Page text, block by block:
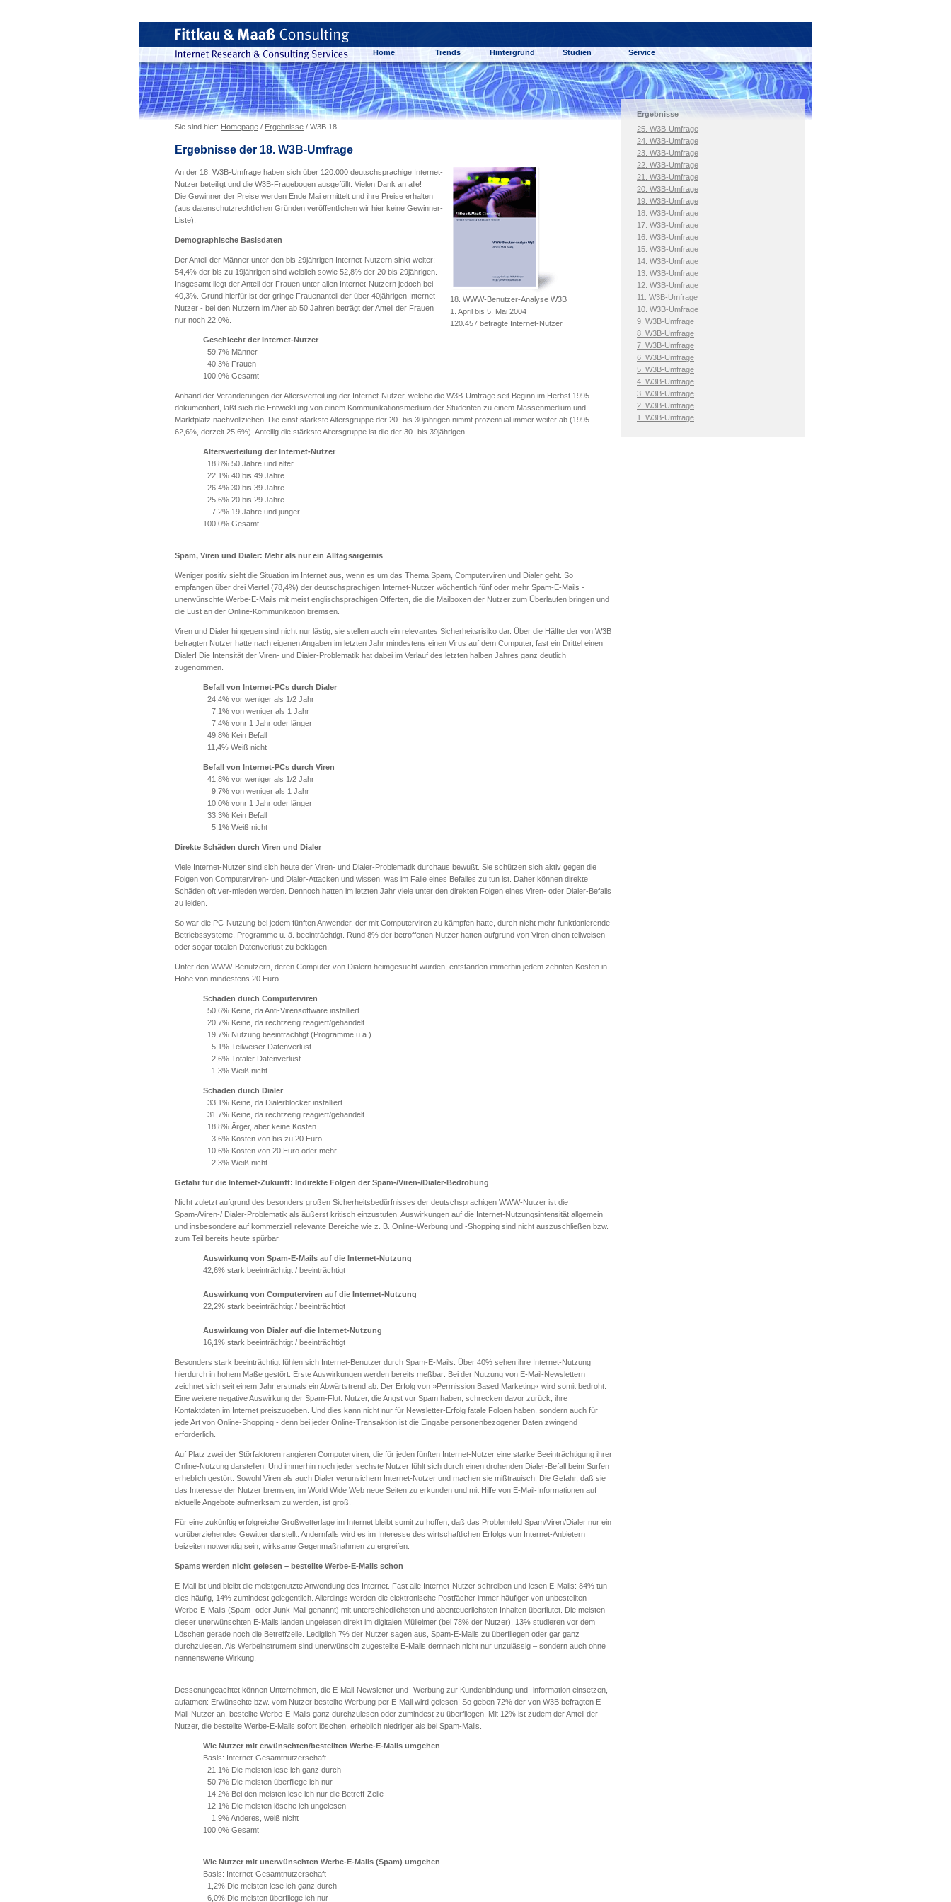
Home Trends Hintergrund Studien Service
Sie sind hier: Homepage / Ergebnisse / W3B 18.
Ergebnisse
25. W3B-Umfrage
24. W3B-Umfrage
23. W3B-Umfrage
22. W3B-Umfrage
21. W3B-Umfrage
20. W3B-Umfrage
19. W3B-Umfrage
18. W3B-Umfrage
17. W3B-Umfrage
16. W3B-Umfrage
15. W3B-Umfrage
14. W3B-Umfrage
13. W3B-Umfrage
12. W3B-Umfrage
11. W3B-Umfrage
10. W3B-Umfrage
9. W3B-Umfrage
8. W3B-Umfrage
7. W3B-Umfrage
6. W3B-Umfrage
5. W3B-Umfrage
4. W3B-Umfrage
3. W3B-Umfrage
2. W3B-Umfrage
1. W3B-Umfrage
Ergebnisse der 18. W3B-Umfrage
18. WWW-Benutzer-Analyse W3B
1. April bis 5. Mai 2004
120.457 befragte Internet-Nutzer
An der 18. W3B-Umfrage haben sich über 120.000 deutschsprachige Internet-
Nutzer beteiligt und die W3B-Fragebogen ausgefüllt. Vielen Dank an alle!
Die Gewinner der Preise werden Ende Mai ermittelt und ihre Preise erhalten
(aus datenschutzrechtlichen Gründen veröffentlichen wir hier keine Gewinner-
Liste).
Demographische Basisdaten
Der Anteil der Männer unter den bis 29jährigen Internet-Nutzern sinkt weiter:
54,4% der bis zu 19jährigen sind weiblich sowie 52,8% der 20 bis 29jährigen.
Insgesamt liegt der Anteil der Frauen unter allen Internet-Nutzern jedoch bei
40,3%. Grund hierfür ist der gringe Frauenanteil der über 40jährigen Internet-
Nutzer - bei den Nutzern im Alter ab 50 Jahren beträgt der Anteil der Frauen
nur noch 22,0%.
Geschlecht der Internet-Nutzer
59,7% Männer
40,3% Frauen
100,0% Gesamt
Anhand der Veränderungen der Altersverteilung der Internet-Nutzer, welche die W3B-Umfrage seit Beginn im Herbst 1995
dokumentiert, läßt sich die Entwicklung von einem Kommunikationsmedium der Studenten zu einem Massenmedium und
Marktplatz nachvollziehen. Die einst stärkste Altersgruppe der 20- bis 30jährigen nimmt prozentual immer weiter ab (1995
62,6%, derzeit 25,6%). Anteilig die stärkste Altersgruppe ist die der 30- bis 39jährigen.
Altersverteilung der Internet-Nutzer
18,8% 50 Jahre und älter
22,1% 40 bis 49 Jahre
26,4% 30 bis 39 Jahre
25,6% 20 bis 29 Jahre
7,2% 19 Jahre und jünger
100,0% Gesamt
Spam, Viren und Dialer: Mehr als nur ein Alltagsärgernis
Weniger positiv sieht die Situation im Internet aus, wenn es um das Thema Spam, Computerviren und Dialer geht. So
empfangen über drei Viertel (78,4%) der deutschsprachigen Internet-Nutzer wöchentlich fünf oder mehr Spam-E-Mails -
unerwünschte Werbe-E-Mails mit meist englischsprachigen Offerten, die die Mailboxen der Nutzer zum Überlaufen bringen und
die Lust an der Online-Kommunikation bremsen.
Viren und Dialer hingegen sind nicht nur lästig, sie stellen auch ein relevantes Sicherheitsrisiko dar. Über die Hälfte der von W3B
befragten Nutzer hatte nach eigenen Angaben im letzten Jahr mindestens einen Virus auf dem Computer, fast ein Drittel einen
Dialer! Die Intensität der Viren- und Dialer-Problematik hat dabei im Verlauf des letzten halben Jahres ganz deutlich
zugenommen.
Befall von Internet-PCs durch Dialer
24,4% vor weniger als 1/2 Jahr
7,1% von weniger als 1 Jahr
7,4% vonr 1 Jahr oder länger
49,8% Kein Befall
11,4% Weiß nicht
Befall von Internet-PCs durch Viren
41,8% vor weniger als 1/2 Jahr
9,7% von weniger als 1 Jahr
10,0% vonr 1 Jahr oder länger
33,3% Kein Befall
5,1% Weiß nicht
Direkte Schäden durch Viren und Dialer
Viele Internet-Nutzer sind sich heute der Viren- und Dialer-Problematik durchaus bewußt. Sie schützen sich aktiv gegen die
Folgen von Computerviren- und Dialer-Attacken und wissen, was im Falle eines Befalles zu tun ist. Daher können direkte
Schäden oft ver-mieden werden. Dennoch hatten im letzten Jahr viele unter den direkten Folgen eines Viren- oder Dialer-Befalls
zu leiden.
So war die PC-Nutzung bei jedem fünften Anwender, der mit Computerviren zu kämpfen hatte, durch nicht mehr funktionierende
Betriebssysteme, Programme u. ä. beeinträchtigt. Rund 8% der betroffenen Nutzer hatten aufgrund von Viren einen teilweisen
oder sogar totalen Datenverlust zu beklagen.
Unter den WWW-Benutzern, deren Computer von Dialern heimgesucht wurden, entstanden immerhin jedem zehnten Kosten in
Höhe von mindestens 20 Euro.
Schäden durch Computerviren
50,6% Keine, da Anti-Virensoftware installiert
20,7% Keine, da rechtzeitig reagiert/gehandelt
19,7% Nutzung beeinträchtigt (Programme u.ä.)
5,1% Teilweiser Datenverlust
2,6% Totaler Datenverlust
1,3% Weiß nicht
Schäden durch Dialer
33,1% Keine, da Dialerblocker installiert
31,7% Keine, da rechtzeitig reagiert/gehandelt
18,8% Ärger, aber keine Kosten
3,6% Kosten von bis zu 20 Euro
10,6% Kosten von 20 Euro oder mehr
2,3% Weiß nicht
Gefahr für die Internet-Zukunft: Indirekte Folgen der Spam-/Viren-/Dialer-Bedrohung
Nicht zuletzt aufgrund des besonders großen Sicherheitsbedürfnisses der deutschsprachigen WWW-Nutzer ist die
Spam-/Viren-/ Dialer-Problematik als äußerst kritisch einzustufen. Auswirkungen auf die Internet-Nutzungsintensität allgemein
und insbesondere auf kommerziell relevante Bereiche wie z. B. Online-Werbung und -Shopping sind nicht auszuschließen bzw.
zum Teil bereits heute spürbar.
Auswirkung von Spam-E-Mails auf die Internet-Nutzung
42,6% stark beeinträchtigt / beeinträchtigt
Auswirkung von Computerviren auf die Internet-Nutzung
22,2% stark beeinträchtigt / beeinträchtigt
Auswirkung von Dialer auf die Internet-Nutzung
16,1% stark beeinträchtigt / beeinträchtigt
Besonders stark beeinträchtigt fühlen sich Internet-Benutzer durch Spam-E-Mails: Über 40% sehen ihre Internet-Nutzung
hierdurch in hohem Maße gestört. Erste Auswirkungen werden bereits meßbar: Bei der Nutzung von E-Mail-Newslettern
zeichnet sich seit einem Jahr erstmals ein Abwärtstrend ab. Der Erfolg von »Permission Based Marketing« wird somit bedroht.
Eine weitere negative Auswirkung der Spam-Flut: Nutzer, die Angst vor Spam haben, schrecken davor zurück, ihre
Kontaktdaten im Internet preiszugeben. Und dies kann nicht nur für Newsletter-Erfolg fatale Folgen haben, sondern auch für
jede Art von Online-Shopping - denn bei jeder Online-Transaktion ist die Eingabe personenbezogener Daten zwingend
erforderlich.
Auf Platz zwei der Störfaktoren rangieren Computerviren, die für jeden fünften Internet-Nutzer eine starke Beeinträchtigung ihrer
Online-Nutzung darstellen. Und immerhin noch jeder sechste Nutzer fühlt sich durch einen drohenden Dialer-Befall beim Surfen
erheblich gestört. Sowohl Viren als auch Dialer verunsichern Internet-Nutzer und machen sie mißtrauisch. Die Gefahr, daß sie
das Interesse der Nutzer bremsen, im World Wide Web neue Seiten zu erkunden und mit Hilfe von E-Mail-Informationen auf
aktuelle Angebote aufmerksam zu werden, ist groß.
Für eine zukünftig erfolgreiche Großwetterlage im Internet bleibt somit zu hoffen, daß das Problemfeld Spam/Viren/Dialer nur ein
vorüberziehendes Gewitter darstellt. Andernfalls wird es im Interesse des wirtschaftlichen Erfolgs von Internet-Anbietern
beizeiten notwendig sein, wirksame Gegenmaßnahmen zu ergreifen.
Spams werden nicht gelesen – bestellte Werbe-E-Mails schon
E-Mail ist und bleibt die meistgenutzte Anwendung des Internet. Fast alle Internet-Nutzer schreiben und lesen E-Mails: 84% tun
dies häufig, 14% zumindest gelegentlich. Allerdings werden die elektronische Postfächer immer häufiger von unbestellten
Werbe-E-Mails (Spam- oder Junk-Mail genannt) mit unterschiedlichsten und abenteuerlichsten Inhalten überflutet. Die meisten
dieser unerwünschten E-Mails landen ungelesen direkt im digitalen Mülleimer (bei 78% der Nutzer). 13% studieren vor dem
Löschen gerade noch die Betreffzeile. Lediglich 7% der Nutzer sagen aus, Spam-E-Mails zu überfliegen oder gar ganz
durchzulesen. Als Werbeinstrument sind unerwünscht zugestellte E-Mails demnach nicht nur unzulässig – sondern auch ohne
nennenswerte Wirkung.
Dessenungeachtet können Unternehmen, die E-Mail-Newsletter und -Werbung zur Kundenbindung und -information einsetzen,
aufatmen: Erwünschte bzw. vom Nutzer bestellte Werbung per E-Mail wird gelesen! So geben 72% der von W3B befragten E-
Mail-Nutzer an, bestellte Werbe-E-Mails ganz durchzulesen oder zumindest zu überfliegen. Mit 12% ist zudem der Anteil der
Nutzer, die bestellte Werbe-E-Mails sofort löschen, erheblich niedriger als bei Spam-Mails.
Wie Nutzer mit erwünschten/bestellten Werbe-E-Mails umgehen
Basis: Internet-Gesamtnutzerschaft
21,1% Die meisten lese ich ganz durch
50,7% Die meisten überfliege ich nur
14,2% Bei den meisten lese ich nur die Betreff-Zeile
12,1% Die meisten lösche ich ungelesen
1,9% Anderes, weiß nicht
100,0% Gesamt
Wie Nutzer mit unerwünschten Werbe-E-Mails (Spam) umgehen
Basis: Internet-Gesamtnutzerschaft
1,2% Die meisten lese ich ganz durch
6,0% Die meisten überfliege ich nur